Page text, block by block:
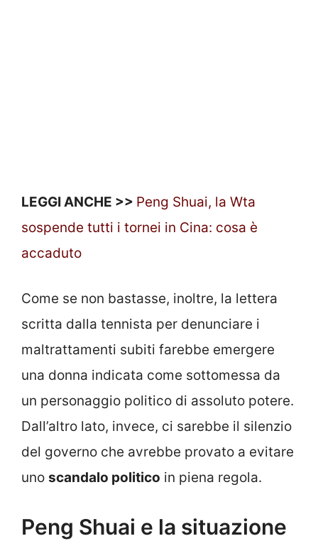
LEGGI ANCHE >> Peng Shuai, la Wta
sospende tutti i tornei in Cina: cosa è
accaduto
Come se non bastasse, inoltre, la lettera
scritta dalla tennista per denunciare i
maltrattamenti subiti farebbe emergere
una donna indicata come sottomessa da
un personaggio politico di assoluto potere.
Dall’altro lato, invece, ci sarebbe il silenzio
del governo che avrebbe provato a evitare
uno scandalo politico in piena regola.
Peng Shuai e la situazione